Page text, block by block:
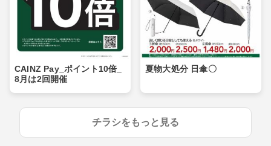
CAINZ Pay_ポイント10倍_
8月は2回開催
夏物大処分 日傘〇
チラシをもっと見る